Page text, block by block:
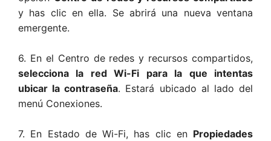
y has clic en ella. Se abrirá una nueva ventana
emergente.
6. En el Centro de redes y recursos compartidos,
selecciona la red Wi-Fi para la que intentas
ubicar la contraseña. Estará ubicado al lado del
menú Conexiones.
7. En Estado de Wi-Fi, has clic en Propiedades